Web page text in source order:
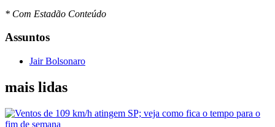
* Com Estadão Conteúdo
Assuntos
Jair Bolsonaro
mais lidas